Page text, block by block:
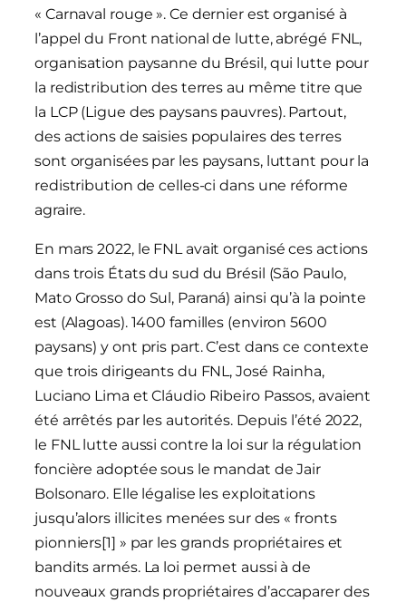
« Carnaval rouge ». Ce dernier est organisé à
l’appel du Front national de lutte, abrégé FNL,
organisation paysanne du Brésil, qui lutte pour
la redistribution des terres au même titre que
la LCP (Ligue des paysans pauvres). Partout,
des actions de saisies populaires des terres
sont organisées par les paysans, luttant pour la
redistribution de celles-ci dans une réforme
agraire.
En mars 2022, le FNL avait organisé ces actions
dans trois États du sud du Brésil (São Paulo,
Mato Grosso do Sul, Paraná) ainsi qu’à la pointe
est (Alagoas). 1400 familles (environ 5600
paysans) y ont pris part. C’est dans ce contexte
que trois dirigeants du FNL, José Rainha,
Luciano Lima et Cláudio Ribeiro Passos, avaient
été arrêtés par les autorités. Depuis l’été 2022,
le FNL lutte aussi contre la loi sur la régulation
foncière adoptée sous le mandat de Jair
Bolsonaro. Elle légalise les exploitations
jusqu’alors illicites menées sur des « fronts
pionniers[1] » par les grands propriétaires et
bandits armés. La loi permet aussi à de
nouveaux grands propriétaires d’accaparer des